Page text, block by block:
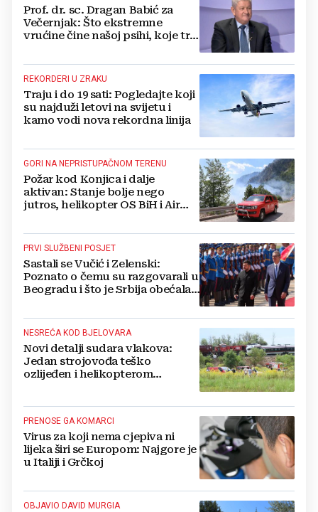
Prof. dr. sc. Dragan Babić za
Večernjak: Što ekstremne
vrućine čine našoj psihi, koje tri
boriti...
REKORDERI U ZRAKU
Traju i do 19 sati: Pogledajte koji
su najduži letovi na svijetu i
kamo vodi nova rekordna linija
GORI NA NEPRISTUPAČNOM TERENU
Požar kod Konjica i dalje
aktivan: Stanje bolje nego
jutros, helikopter OS BiH i Air
PRVI SLUŽBENI POSJET
Sastali se Vučić i Zelenski:
Poznato o čemu su razgovarali u
Beogradu i što je Srbija obećala
NESREĆA KOD BJELOVARA
Novi detalji sudara vlakova:
Jedan strojovođa teško
ozlijeđen i helikopterom
PRENOSE GA KOMARCI
Virus za koji nema cjepiva ni
lijeka širi se Europom: Najgore je
u Italiji i Grčkoj
OBJAVIO DAVID MURGIA